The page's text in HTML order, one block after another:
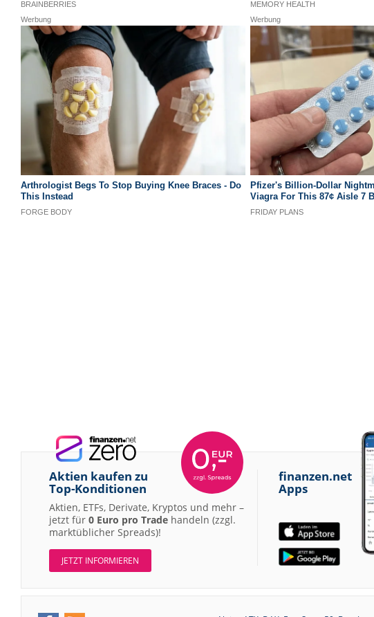
Aktien kaufen zu
Top-Konditionen
Aktien, ETFs, Derivate, Kryptos und mehr –
jetzt für 0 Euro pro Trade handeln (zzgl.
marktüblicher Spreads)!
JETZT INFORMIEREN
finanzen.net
Apps